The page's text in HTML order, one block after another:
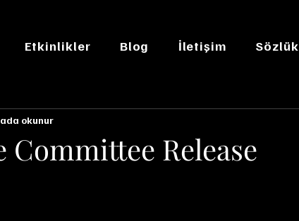
Etkinlikler Blog İletişim Sözlük
Committee Release
okunur